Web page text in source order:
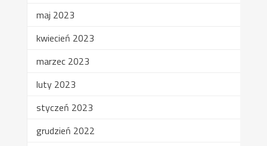
maj 2023
kwiecień 2023
marzec 2023
luty 2023
styczeń 2023
grudzień 2022